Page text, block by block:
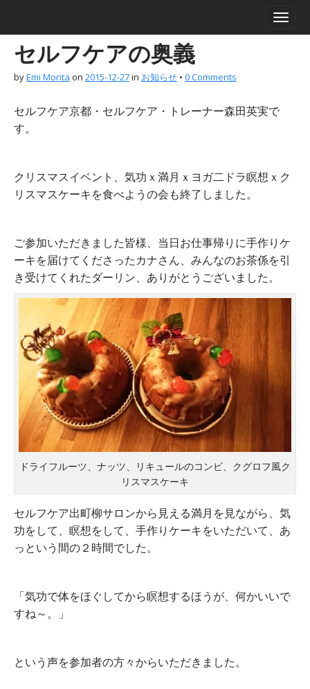
ii
セルフケアの奥義
byEmi Morita on 2015-12-27in お知らせ • 0 Comments
セルフケア京都・セルフケア・トレーナー森田英実で
す。
クリスマスイベント、気功ｘ満月ｘヨガ二ドラ瞑想ｘク
リスマスケーキを食べようの会も終了しました。
ご参加いただきました皆様、当日お仕事帰りに手作りケ
ーキを届けてくださったカナさん、みんなのお茶係を引
き受けてくれたダーリン、ありがとうございました。
ドライフルーツ、ナッツ、リキュールのコンビ、クグロフ風ク
リスマスケーキ
セルフケア出町柳サロンから見える満月を見ながら、気
功をして、瞑想をして、手作りケーキをいただいて、あ
っという間の２時間でした。
「気功で体をほぐしてから瞑想するほうが、何かいいで
すね～。」
という声を参加者の方々からいただきました。